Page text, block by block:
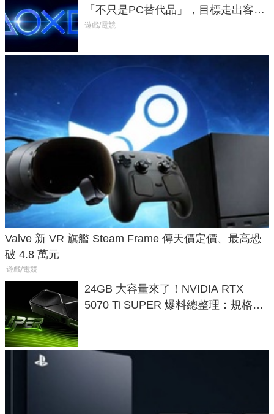
「不只是PC替代品」，目標走出客
廳、進軍電競桌面
遊戲/電競
Valve 新 VR 旗艦 Steam Frame 傳天價定價、最高恐
破 4.8 萬元
遊戲/電競
24GB 大容量來了！NVIDIA RTX
5070 Ti SUPER 爆料總整理：規格、